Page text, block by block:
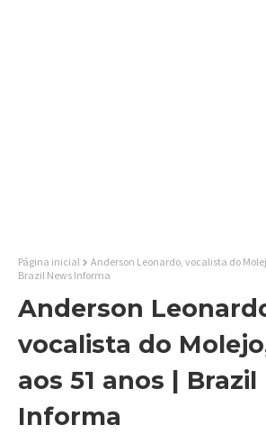
Página inicial
Anderson Leonardo, vocalista do
Brazil News Informa
Anderson
vocalista do
aos 51 anos | Brazil
Informa